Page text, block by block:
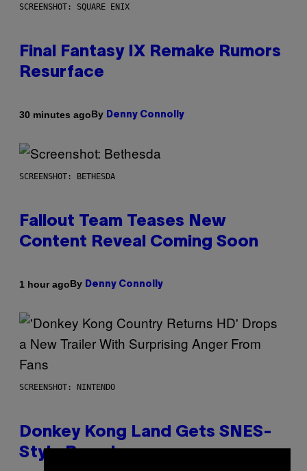
SCREENSHOT: SQUARE ENIX
Final Fantasy IX Remake Rumors
Resurface
30 minutes agoBy Denny Connolly
SCREENSHOT: BETHESDA
Fallout Team Teases New
Content Reveal Coming Soon
1 hour agoBy Denny Connolly
SCREENSHOT: NINTENDO
Donkey Kong Land Gets SNES-
Style Remake